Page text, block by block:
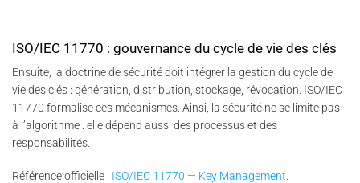
ISO/IEC 11770 : gouvernance du cycle de vie des clés
Ensuite, la doctrine de sécurité doit intégrer la gestion du cycle de
vie des clés : génération, distribution, stockage, révocation. ISO/IEC
11770 formalise ces mécanismes. Ainsi, la sécurité ne se limite pas
à l’algorithme : elle dépend aussi des processus et des
responsabilités.
Référence officielle : ISO/IEC 11770 — Key Management